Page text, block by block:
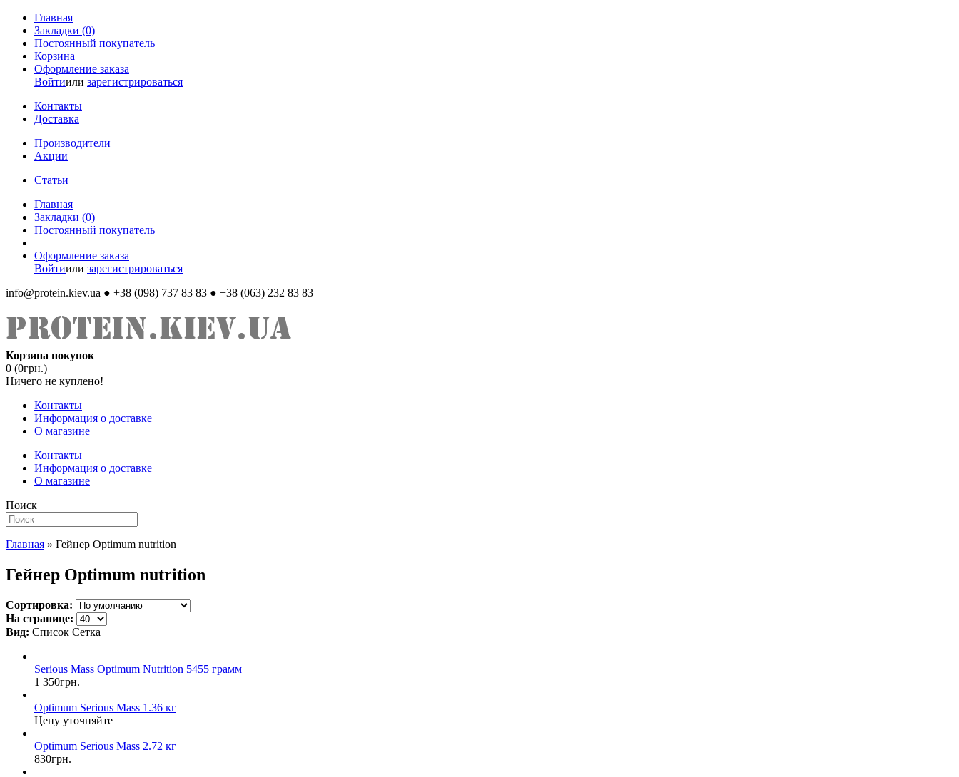
Главная
Закладки (0)
Постоянный покупатель
Корзина
Оформление заказа
Войтиили зарегистрироваться
Контакты
Доставка
Производители
Акции
Статьи
Главная
Закладки (0)
Постоянный покупатель
Оформление заказа
Войтиили зарегистрироваться
info@protein.kiev.ua ● +38 (098) 737 83 83 ● +38 (063) 232 83 83
Корзина покупок
0 (0грн.)
Ничего не куплено!
Контакты
Информация о доставке
О магазине
Контакты
Информация о доставке
О магазине
Поиск
Главная » Гейнер Optimum nutrition
Гейнер Optimum nutrition
Сортировка:
На странице:
Вид: Список Сетка
Serious Mass Optimum Nutrition 5455 грамм
1 350грн.
Optimum Serious Mass 1.36 кг
Цену уточняйте
Optimum Serious Mass 2.72 кг
830грн.